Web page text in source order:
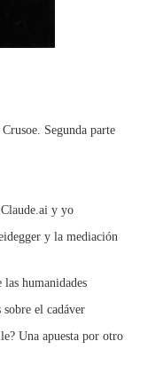
Segunda parte
y yo
y la mediación
humanidades
el cadáver
Una apuesta por otro